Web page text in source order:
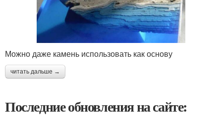
Можно даже камень использовать как основу
читать дальше →
Последние обновления на сайте: